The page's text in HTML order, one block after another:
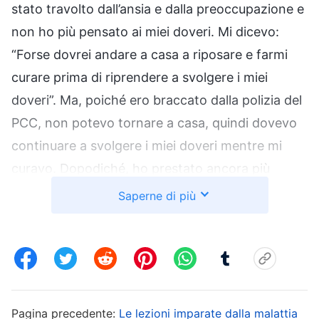
stato travolto dall’ansia e dalla preoccupazione e
non ho più pensato ai miei doveri. Mi dicevo:
“Forse dovrei andare a casa a riposare e farmi
curare prima di riprendere a svolgere i miei
doveri”. Ma, poiché ero braccato dalla polizia del
PCC, non potevo tornare a casa, quindi dovevo
continuare a svolgere i miei doveri mentre mi
curavo. Dopodiché, ho prestato ancora più
attenzione alle mie condizioni fisiche e, ogni
mia pressione fosse di nuovo salita e se rischiassi
Saperne di più
Pagina precedente: Le lezioni imparate dalla malattia